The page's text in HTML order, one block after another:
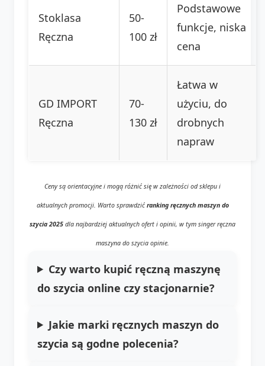
Stoklasa
Ręczna
50-
100 zł
Podstawowe
funkcje, niska
cena
GD IMPORT
Ręczna
70-
130 zł
Łatwa w
użyciu, do
drobnych
napraw
Ceny są orientacyjne i mogą różnić się w zależności od sklepu i
aktualnych promocji. Warto sprawdzić ranking ręcznych maszyn do
szycia 2025 dla najbardziej aktualnych ofert i opinii, w tym singer ręczna
maszyna do szycia opinie
Czy warto kupić ręczną maszynę
do szycia online czy stacjonarnie?
Jakie marki ręcznych maszyn do
szycia są godne polecenia?